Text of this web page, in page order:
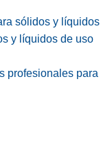
sólidos y líquidos
y líquidos de uso
profesionales para